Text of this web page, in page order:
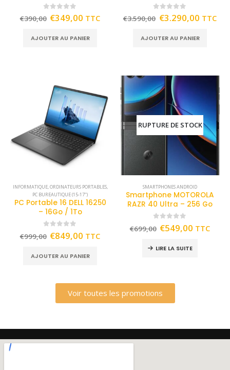
out of 5
€390,00 €349,00 TTC
AJOUTER AU PANIER
out of 5
€3.590,00 €3.290,00 TTC
AJOUTER AU PANIER
INFORMATIQUE,ORDINATEURS PORTABLES,
PC BUREAUTIQUE (15-17")
PC Portable 16 DELL 16250
– 16Go / 1To
out of 5
€999,00 €849,00 TTC
AJOUTER AU PANIER
RUPTURE DE STOCK
SMARTPHONES ANDROID
Smartphone MOTOROLA
RAZR 40 Ultra – 256 Go
out of 5
€699,00 €549,00 TTC
LIRE LA SUITE
Voir toutes les promotions